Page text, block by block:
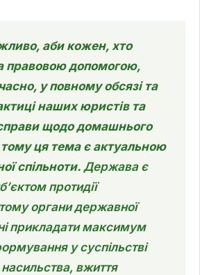
аби кожен, хто
правовою допомогою,
у повному обсязі та
наших юристів та
щодо домашнього
ця тема є актуальною
спільноти. Держава є
протидії
органи державної
прикладати максимум
у суспільстві
вжиття